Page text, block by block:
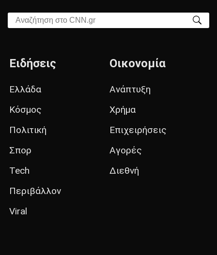
Αναζήτηση στο CNN.gr
Ειδήσεις
Ελλάδα
Κόσμος
Πολιτική
Σπορ
Tech
Περιβάλλον
Viral
Οικονομία
Ανάπτυξη
Χρήμα
Επιχειρήσεις
Αγορές
Διεθνή